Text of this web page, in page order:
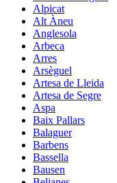
Alpicat
Alt Àneu
Anglesola
Arbeca
Arres
Arsèguel
Artesa de Lleida
Artesa de Segre
Aspa
Baix Pallars
Balaguer
Barbens
Bassella
Bausen